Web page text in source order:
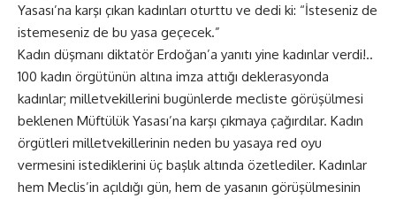
Yasası’na karşı çıkan kadınları oturttu ve dedi ki: “İsteseniz de
istemeseniz de bu yasa geçecek.”
Kadın düşmanı diktatör Erdoğan’a yanıtı yine kadınlar verdi!..
100 kadın örgütünün altına imza attığı deklerasyonda
kadınlar; milletvekillerini bugünlerde mecliste görüşülmesi
beklenen Müftülük Yasası’na karşı çıkmaya çağırdılar. Kadın
örgütleri milletvekillerinin neden bu yasaya red oyu
vermesini istediklerini üç başlık altında özetlediler. Kadınlar
hem Meclis’in açıldığı gün, hem de yasanın görüşülmesinin